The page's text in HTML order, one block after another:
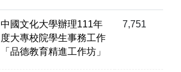
中國文化大學辦理111年
度大專校院學生事務工作
「品德教育精進工作坊」
7,751